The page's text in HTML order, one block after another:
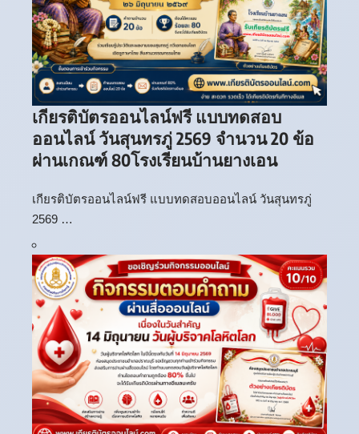
เกียรติบัตรออนไลน์ฟรี แบบทดสอบ
ออนไลน์ วันสุนทรภู่ 2569 จำนวน 20 ข้อ
ผ่านเกณฑ์ 80โรงเรียนบ้านยางเอน
เกียรติบัตรออนไลน์ฟรี แบบทดสอบออนไลน์ วันสุนทรภู่
2569 …